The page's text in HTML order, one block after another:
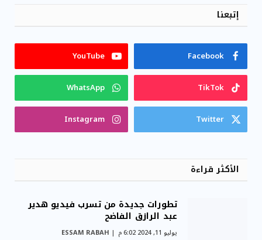
إتبعنا
Facebook
YouTube
TikTok
WhatsApp
Twitter
Instagram
الأكثر قراءة
تطورات جديدة من تسرب فيديو هدير
عبد الرازق الفاضح
يوليو 11, 2024 6:02 م ESSAM RABAH